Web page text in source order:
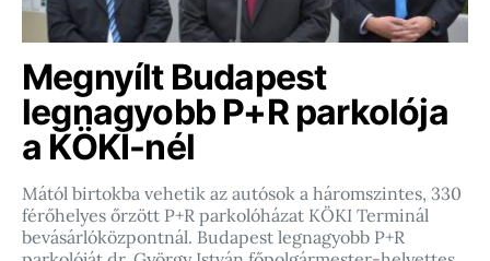
Megnyílt Budapest
legnagyobb P+R parkolója
a KÖKI-nél
Mától birtokba vehetik az autósok a háromszintes, 330
férőhelyes őrzött P+R parkolóházat KÖKI Terminál
bevásárlóközpontnál. Budapest legnagyobb P+R